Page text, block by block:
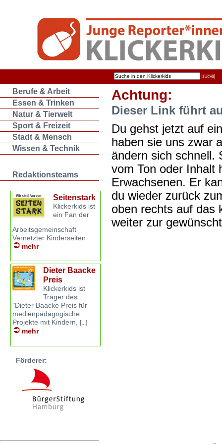
Berufe & Arbeit
Essen & Trinken
Natur & Tierwelt
Sport & Freizeit
Stadt & Mensch
Wissen & Technik
Redaktionsteams
Seitenstark
Klickerkids ist
ein Fan der
Arbeitsgemeinschaft
Vernetzter Kinderseiten
mehr
Dieter Baacke
Preis
Klickerkids ist
Träger des
"Dieter Baacke Preis für
medienpädagogische
Projekte mit Kindern, [...]
mehr
Förderer:
Achtung:
Dieser Link führt
Du gehst jetzt auf
haben sie uns zwar
ändern sich schnell.
vom Ton oder Inhalt
Erwachsenen. Er
du wieder zurück
oben rechts auf das
weiter zur